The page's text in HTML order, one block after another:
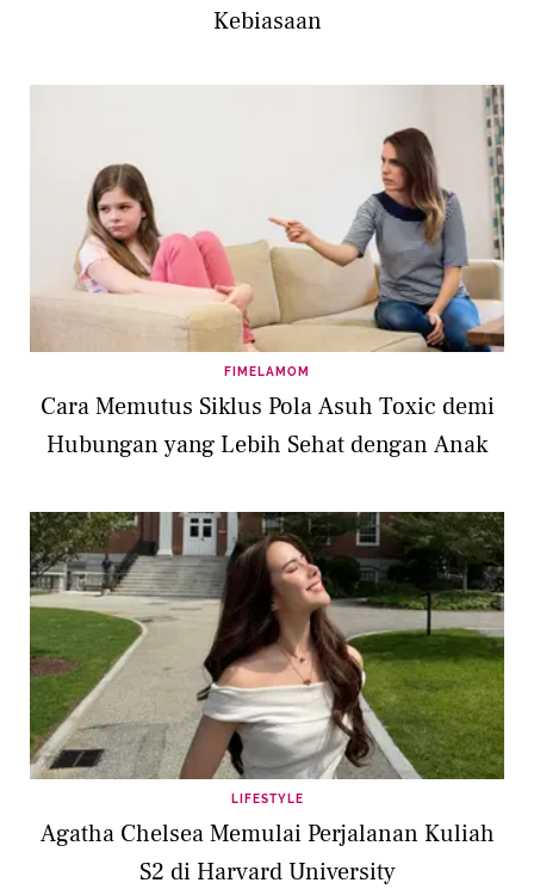
Kebiasaan
FIMELAMOM
Cara Memutus Siklus Pola Asuh Toxic demi
Hubungan yang Lebih Sehat dengan Anak
LIFESTYLE
Agatha Chelsea Memulai Perjalanan Kuliah
S2 di Harvard University